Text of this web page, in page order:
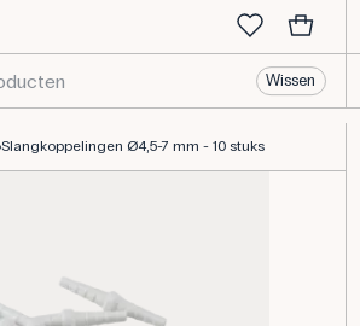
Wissen
Slangkoppelingen Ø4,5-7 mm - 10 stuks